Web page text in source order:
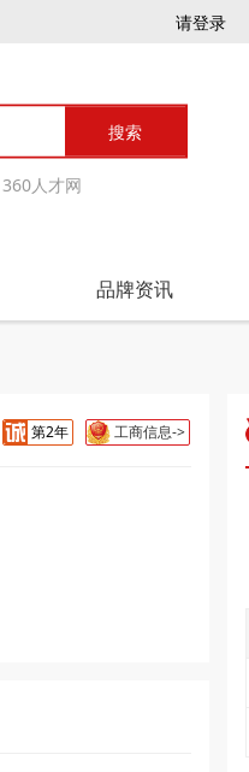
请登录
360人才网
品牌资讯
第2年 工商信息->